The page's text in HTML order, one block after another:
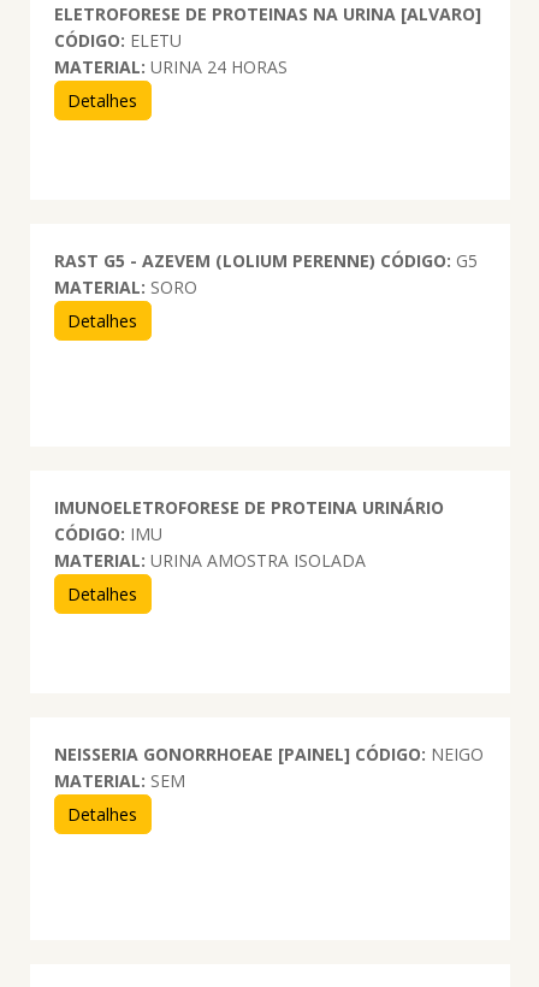
ELETROFORESE DE PROTEINAS NA URINA [ALVARO]
CÓDIGO: ELETU
MATERIAL: URINA 24 HORAS
Detalhes
RAST G5 - AZEVEM (LOLIUM PERENNE) CÓDIGO: G5
MATERIAL: SORO
Detalhes
IMUNOELETROFORESE DE PROTEINA URINÁRIO
CÓDIGO: IMU
MATERIAL: URINA AMOSTRA ISOLADA
Detalhes
NEISSERIA GONORRHOEAE [PAINEL] CÓDIGO: NEIGO
MATERIAL: SEM
Detalhes